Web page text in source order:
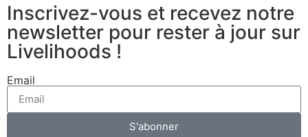
Inscrivez-vous et recevez notre
newsletter pour rester à jour sur
Livelihoods !
Email
S'abonner